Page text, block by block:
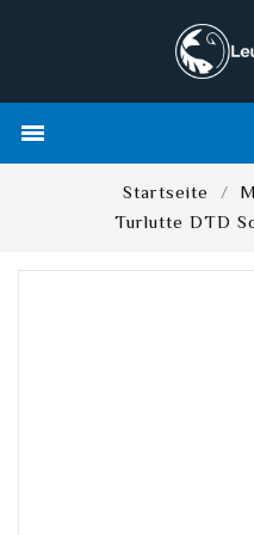

Startseite
Turlutte DTD